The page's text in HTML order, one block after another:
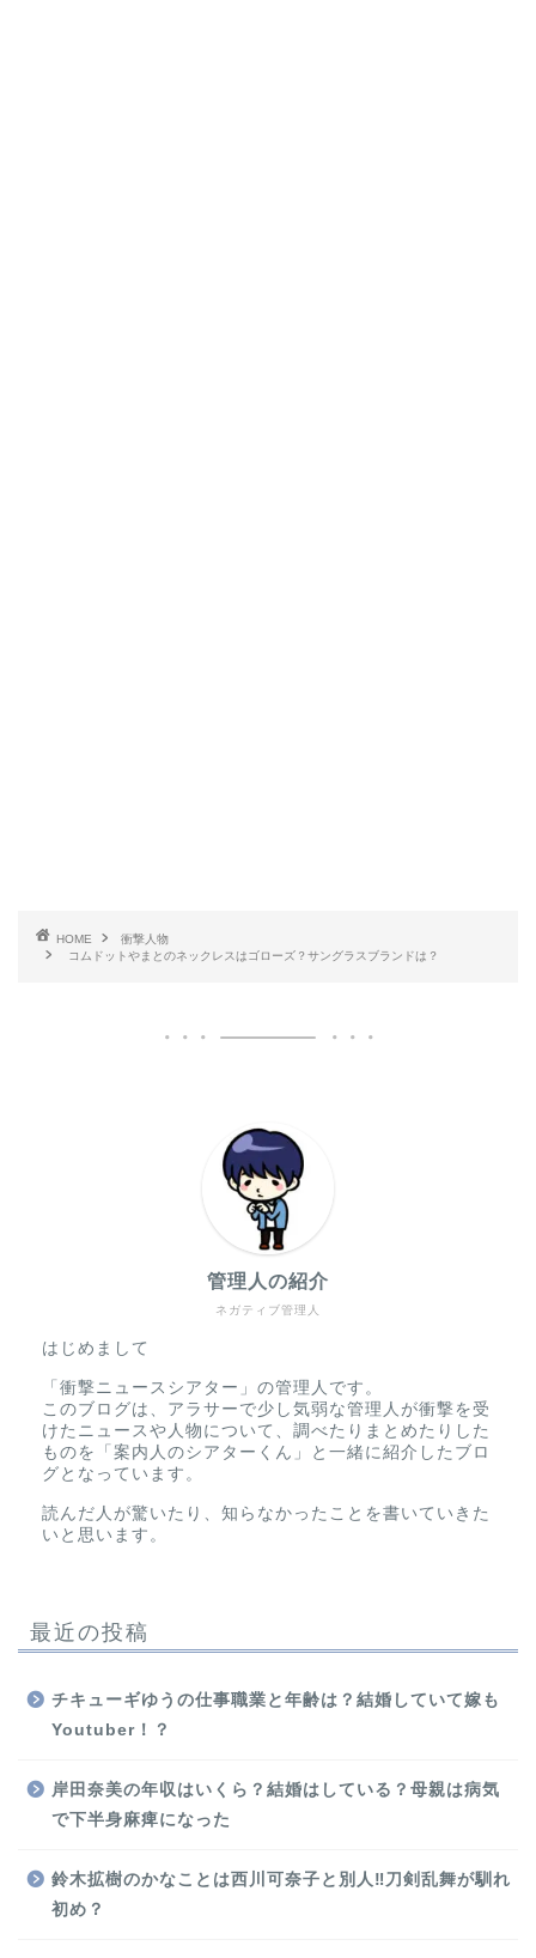
HOME
衝撃人物
コムドットやまとのネックレスはゴローズ？サングラスブランドは？
ネガティブ管理人
管理人の紹介
はじめまして
「衝撃ニュースシアター」の管理人です。
このブログは、アラサーで少し気弱な管理人が衝撃を受
けたニュースや人物について、調べたりまとめたりした
ものを「案内人のシアターくん」と一緒に紹介したブロ
グとなっています。
読んだ人が驚いたり、知らなかったことを書いていきた
いと思います。
最近の投稿
チキューギゆうの仕事職業と年齢は？結婚していて嫁も
Youtuber！？
岸田奈美の年収はいくら？結婚はしている？母親は病気
で下半身麻痺になった
鈴木拡樹のかなことは西川可奈子と別人‼刀剣乱舞が馴れ
初め？